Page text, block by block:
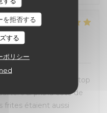
を拒否する
する
ポリシー
:5/5 品質-価格
soirée, service au top
J’ai pris la cote de
frites étaient aussi